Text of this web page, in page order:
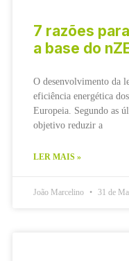
7 razões
a base do
O desenvolvimento da
eficiência energética
Europeia. Segundo as
objetivo reduzir a
LER MAIS »
João Marcelino 31 de